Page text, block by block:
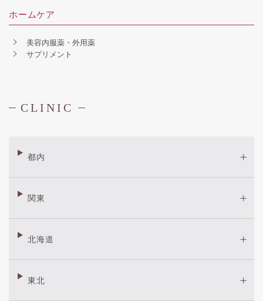
ホームケア
美容内服薬・外用薬
サプリメント
CLINIC
都内
関東
北海道
東北